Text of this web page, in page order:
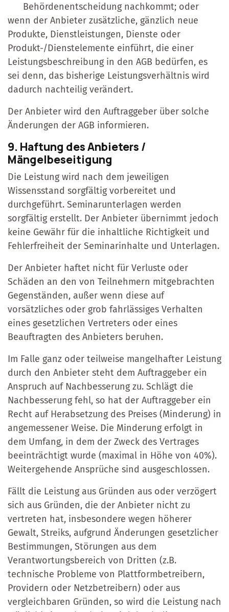
Behördenentscheidung nachkommt; oder
wenn der Anbieter zusätzliche, gänzlich neue
Produkte, Dienstleistungen, Dienste oder
Produkt-/Dienstelemente einführt, die einer
Leistungsbeschreibung in den AGB bedürfen, es
sei denn, das bisherige Leistungsverhältnis wird
dadurch nachteilig verändert.
Der Anbieter wird den Auftraggeber über solche
Änderungen der AGB informieren.
9. Haftung des Anbieters /
Mängelbeseitigung
Die Leistung wird nach dem jeweiligen
Wissensstand sorgfältig vorbereitet und
durchgeführt. Seminarunterlagen werden
sorgfältig erstellt. Der Anbieter übernimmt jedoch
keine Gewähr für die inhaltliche Richtigkeit und
Fehlerfreiheit der Seminarinhalte und Unterlagen.
Der Anbieter haftet nicht für Verluste oder
Schäden an den von Teilnehmern mitgebrachten
Gegenständen, außer wenn diese auf
vorsätzliches oder grob fahrlässiges Verhalten
eines gesetzlichen Vertreters oder eines
Beauftragten des Anbieters beruhen.
Im Falle ganz oder teilweise mangelhafter Leistung
durch den Anbieter steht dem Auftraggeber ein
Anspruch auf Nachbesserung zu. Schlägt die
Nachbesserung fehl, so hat der Auftraggeber ein
Recht auf Herabsetzung des Preises (Minderung) in
angemessener Weise. Die Minderung erfolgt in
dem Umfang, in dem der Zweck des Vertrages
beeinträchtigt wurde (maximal in Höhe von 40%).
Weitergehende Ansprüche sind ausgeschlossen.
Fällt die Leistung aus Gründen aus oder verzögert
sich aus Gründen, die der Anbieter nicht zu
vertreten hat, insbesondere wegen höherer
Gewalt, Streiks, aufgrund Änderungen gesetzlicher
Bestimmungen, Störungen aus dem
Verantwortungsbereich von Dritten (z.B.
technische Probleme von Plattformbetreibern,
Providern oder Netzbetreibern) oder aus
vergleichbaren Gründen, so wird die Leistung nach